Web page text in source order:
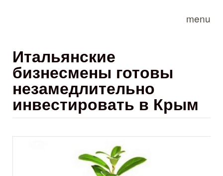
menu
Итальянские
бизнесмены готовы
незамедлительно
инвестировать в Крым